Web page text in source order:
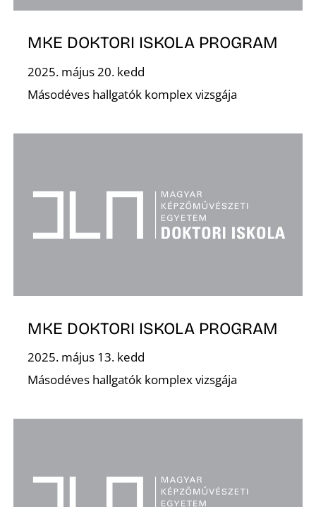
MKE DOKTORI ISKOLA PROGRAM
2025. május 20. kedd
Másodéves hallgatók komplex vizsgája
MKE DOKTORI ISKOLA PROGRAM
2025. május 13. kedd
Másodéves hallgatók komplex vizsgája